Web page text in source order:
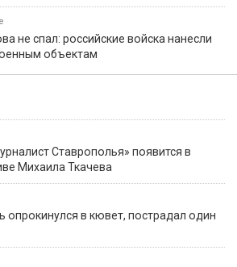
не спал: российские войска нанесли
объектам
Ставрополья» появится в
Михаила Ткачева
опрокинулся в кювет, пострадал один